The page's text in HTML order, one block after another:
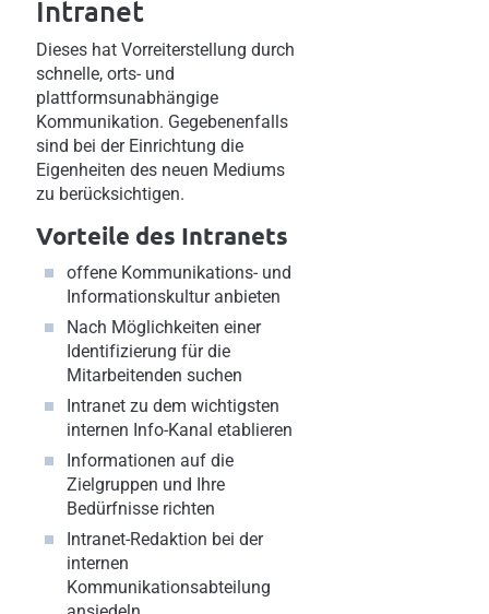
Intranet
Dieses hat Vorreiterstellung durch
schnelle, orts- und
plattformsunabhängige
Kommunikation. Gegebenenfalls
sind bei der Einrichtung die
Eigenheiten des neuen Mediums
zu berücksichtigen.
Vorteile des Intranets
offene Kommunikations- und
Informationskultur anbieten
Nach Möglichkeiten einer
Identifizierung für die
Mitarbeitenden suchen
Intranet zu dem wichtigsten
internen Info-Kanal etablieren
Informationen auf die
Zielgruppen und Ihre
Bedürfnisse richten
Intranet-Redaktion bei der
internen
Kommunikationsabteilung